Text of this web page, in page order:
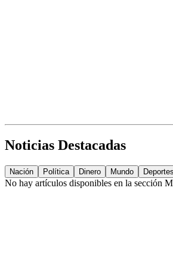
Noticias Destacadas
Nación Política Dinero Mundo Deportes
No hay artículos disponibles en la sección